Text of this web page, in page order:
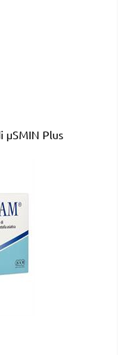
µSMIN Plus